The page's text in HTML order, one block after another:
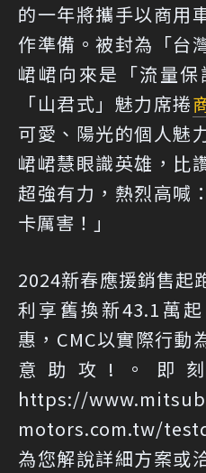
的一年將攜手以商用
作準備。被封為「台
峮峮向來是「流量
「山君式」魅力席捲
可愛、陽光的個人魅
峮峮慧眼識英雄，比
超強有力，熱烈高喊
卡厲害！」
2024新春應援銷售起
利享舊換新43.1萬
惠，CMC以實際行動
意助攻!。即
https://
motors.com.tw/
為您解說詳細方案或